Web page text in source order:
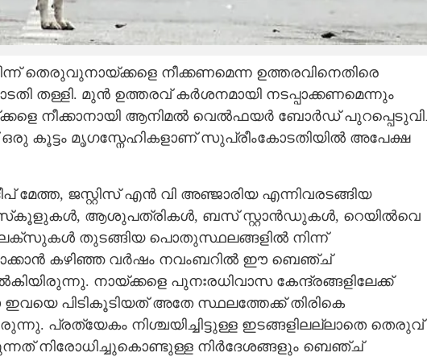
തെരുവുനായ്ക്കളെ നീക്കണമെന്ന ഉത്തരവിനെതിരെ
തള്ളി. മുൻ ഉത്തരവ് കർശനമായി നടപ്പാക്കണമെന്നും
നീക്കാനായി ആനിമൽ വെൽഫയർ ബോർഡ്
കൂട്ടം മൃ​ഗസ്നേഹികളാണ് സുപ്രീംകോടതിയിൽ അപേക്ഷ
മേത്ത, ജസ്റ്റിസ് എൻ വി അഞ്ജാരിയ എന്നിവരടങ്ങിയ
സ്‌കൂളുകൾ, ആശുപത്രികൾ, ബസ് സ്റ്റാൻഡുകൾ, റെയിൽവെ
തുടങ്ങിയ പൊതുസ്ഥലങ്ങളിൽ നിന്ന്
കഴിഞ്ഞ വർഷം നവംബറിൽ ഈ ബെഞ്ച്
നായ്ക്കളെ പുനഃരധിവാസ കേന്ദ്രങ്ങളിലേക്ക്
ഇവയെ പിടികൂടിയത് അതേ സ്ഥലത്തേക്ക് തിരികെ
പ്രത്യേകം നിശ്ചയിച്ചിട്ടുള്ള ഇടങ്ങളിലല്ലാതെ തെരുവ്
നിരോധിച്ചുകൊണ്ടുള്ള നിർദേശങ്ങളും ബെഞ്ച്